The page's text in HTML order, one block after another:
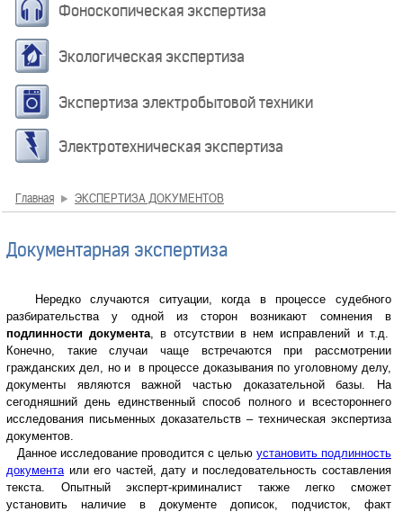
Фоноскопическая экспертиза
Экологическая экспертиза
Экспертиза электробытовой техники
Электротехническая экспертиза
Главная ЭКСПЕРТИЗА ДОКУМЕНТОВ
Документарная экспертиза
Нередко случаются ситуации, когда в процессе судебного
разбирательства у одной из сторон возникают сомнения в
подлинности документа, в отсутствии в нем исправлений и т.д.
Конечно, такие случаи чаще встречаются при рассмотрении
гражданских дел, но и в процессе доказывания по уголовному делу,
документы являются важной частью доказательной базы. На
сегодняшний день единственный способ полного и всестороннего
исследования письменных доказательств – техническая экспертиза
документов.
Данное исследование проводится с целью установить подлинность
документаили его частей, дату и последовательность составления
текста. Опытный эксперт-криминалист также легко сможет
установить наличие в документе дописок, подчисток, факт